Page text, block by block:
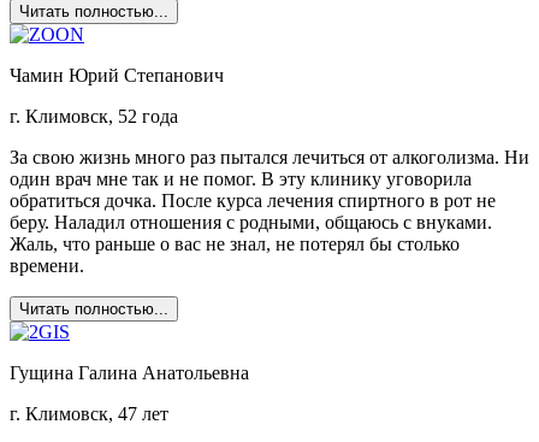
Читать полностью...
Чамин Юрий Степанович
г. Климовск, 52 года
За свою жизнь много раз пытался лечиться от алкоголизма. Ни
один врач мне так и не помог. В эту клинику уговорила
обратиться дочка. После курса лечения спиртного в рот не
беру. Наладил отношения с родными, общаюсь с внуками.
Жаль, что раньше о вас не знал, не потерял бы столько
времени.
Читать полностью...
Гущина Галина Анатольевна
г. Климовск, 47 лет